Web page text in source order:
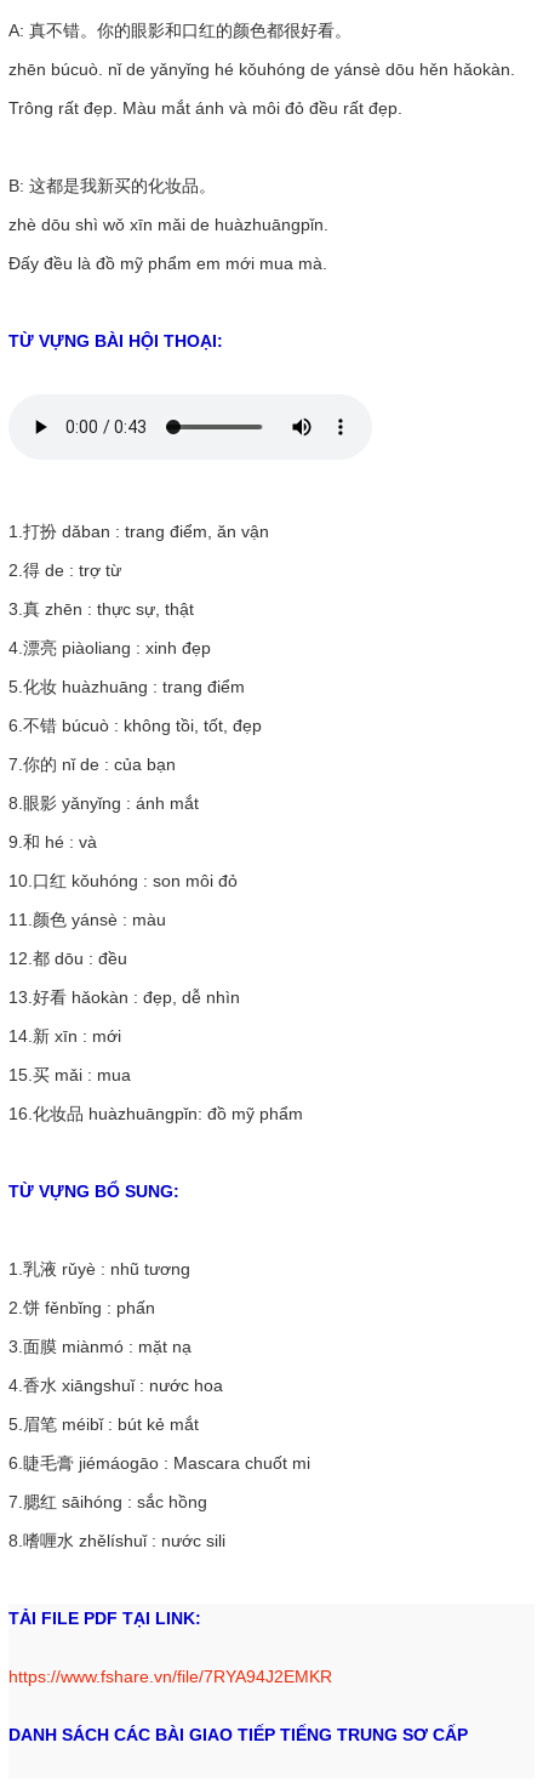
A: 真不错。你的眼影和口红的颜色都很好看。
zhēn búcuò. nǐ de yǎnyǐng hé kǒuhóng de yánsè dōu hěn hǎokàn.
Trông rất đẹp. Màu mắt ánh và môi đỏ đều rất đẹp.
B: 这都是我新买的化妆品。
zhè dōu shì wǒ xīn mǎi de huàzhuāngpǐn.
Đấy đều là đồ mỹ phẩm em mới mua mà.
TỪ VỰNG BÀI HỘI THOẠI:
1.打扮 dǎban : trang điểm, ăn vận
2.得 de : trợ từ
3.真 zhēn : thực sự, thật
4.漂亮 piàoliang : xinh đẹp
5.化妆 huàzhuāng : trang điểm
6.不错 búcuò : không tồi, tốt, đẹp
7.你的 nǐ de : của bạn
8.眼影 yǎnyǐng : ánh mắt
9.和 hé : và
10.口红 kǒuhóng : son môi đỏ
11.颜色 yánsè : màu
12.都 dōu : đều
13.好看 hǎokàn : đẹp, dễ nhìn
14.新 xīn : mới
15.买 mǎi : mua
16.化妆品 huàzhuāngpǐn: đồ mỹ phẩm
TỪ VỰNG BỔ SUNG:
1.乳液 rǔyè : nhũ tương
2.饼 fěnbǐng : phấn
3.面膜 miànmó : mặt nạ
4.香水 xiāngshuǐ : nước hoa
5.眉笔 méibǐ : bút kẻ mắt
6.睫毛膏 jiémáogāo : Mascara chuốt mi
7.腮红 sāihóng : sắc hồng
8.嗜喱水 zhělíshuǐ : nước sili
TẢI FILE PDF TẠI LINK:
https://www.fshare.vn/file/7RYA94J2EMKR
DANH SÁCH CÁC BÀI GIAO TIẾP TIẾNG TRUNG SƠ CẤP